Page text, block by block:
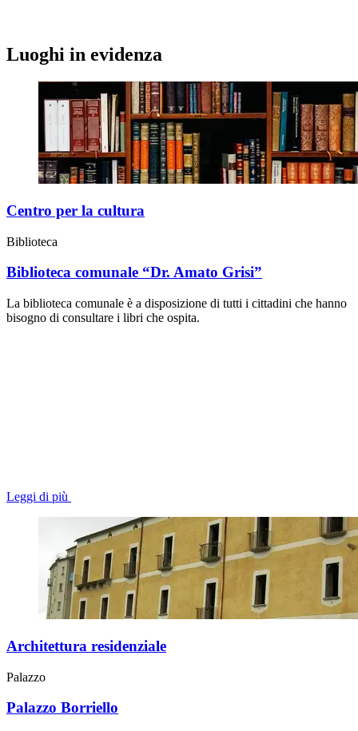
Luoghi in evidenza
Centro per la cultura
Biblioteca
Biblioteca comunale “Dr. Amato Grisi”
La biblioteca comunale è a disposizione di tutti i cittadini che hanno
bisogno di consultare i libri che ospita.
Leggi di più
Architettura residenziale
Palazzo
Palazzo Borriello